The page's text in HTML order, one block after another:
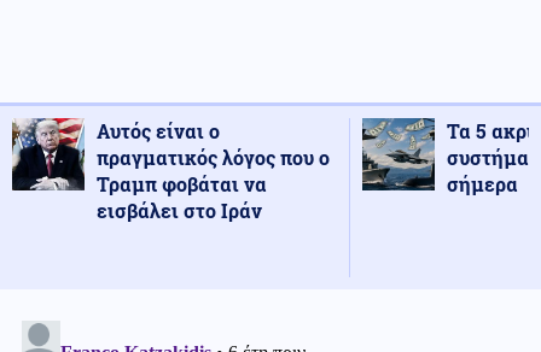
Αυτός είναι ο
πραγματικός λόγος που ο
Τραμπ φοβάται να
εισβάλει στο Ιράν
Τα 5
σήμερα